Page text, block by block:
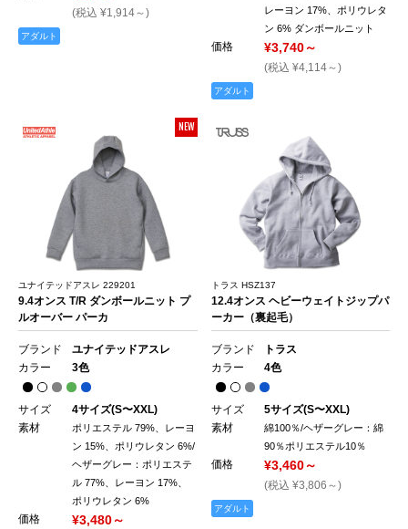
(税込 ¥1,914～)
アダルト
レーヨン 17%、ポリウレタ
ン 6% ダンボールニット
価格 ¥3,740～
(税込 ¥4,114～)
アダルト
NEW
ユナイテッドアスレ 229201
9.4オンス T/R ダンボールニット プ
ルオーバー パーカ
ブランド
ユナイテッドアスレ
カラー
3色
サイズ
4サイズ(S〜XXL)
素材
ポリエステル 79%、レーヨ
ン 15%、ポリウレタン 6%/
ヘザーグレー：ポリエステ
ル 77%、レーヨン 17%、
ポリウレタン 6%
価格 ¥3,480～
トラス HSZ137
12.4オンス ヘビーウェイトジップパ
ーカー（裏起毛）
ブランド
トラス
カラー
4色
サイズ
5サイズ(S〜XXL)
素材
綿100％/ヘザーグレー：綿
90％ポリエステル10％
価格 ¥3,460～
(税込 ¥3,806～)
アダルト